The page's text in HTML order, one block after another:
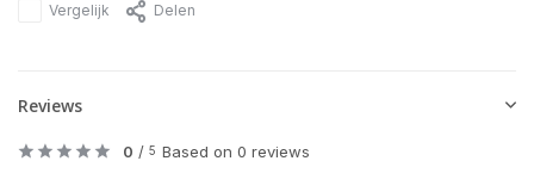
Vergelijk Delen
Reviews
0 / 5 Based on 0 reviews